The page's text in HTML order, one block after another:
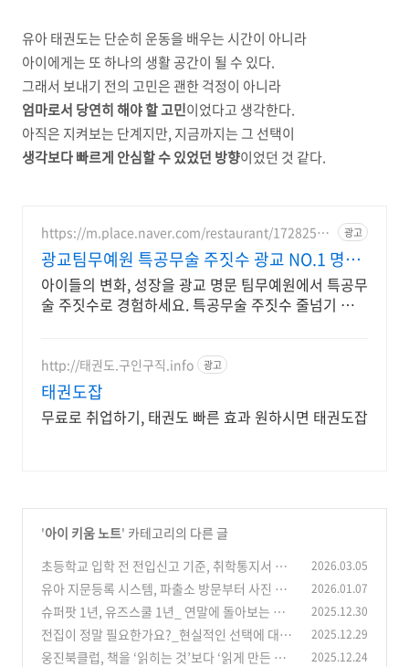
유아 태권도는 단순히 운동을 배우는 시간이 아니라
아이에게는 또 하나의 생활 공간이 될 수 있다.
그래서 보내기 전의 고민은 괜한 걱정이 아니라
엄마로서 당연히 해야 할 고민이었다고 생각한다.
아직은 지켜보는 단계지만, 지금까지는 그 선택이
생각보다 빠르게 안심할 수 있었던 방향이었던 것 같다.
https://m.place.naver.com/restaurant/17282546
29
광고
광교팀무예원 특공무술 주짓수 광교 NO.1 명문
인기도장
아이들의 변화, 성장을 광교 명문 팀무예원에서 특공무
술 주짓수로 경험하세요. 특공무술 주짓수 줄넘기 전문
http://태권도.구인구직.info 광고
태권도잡
무료로 취업하기, 태권도 빠른 효과 원하시면 태권도잡
'아이 키움 노트' 카테고리의 다른 글
초등학교 입학 전 전입신고 기준, 취학통지서 전
에만 하면 됩니다
(0)
2026.03.05
유아 지문등록 시스템, 파출소 방문부터 사진 관
리까지 꼭 알아야 할 모든 것
(0)
2026.01.07
슈퍼팟 1년, 유즈스쿨 1년_ 연말에 돌아보는 우
리 집 영어 노출 (0)
2025.12.30
전집이 정말 필요한가요?_현실적인 선택에 대한
이야기
(0)
2025.12.29
웅진북클럽, 책을 ‘읽히는 것’보다 ‘읽게 만든 이
2025.12.24